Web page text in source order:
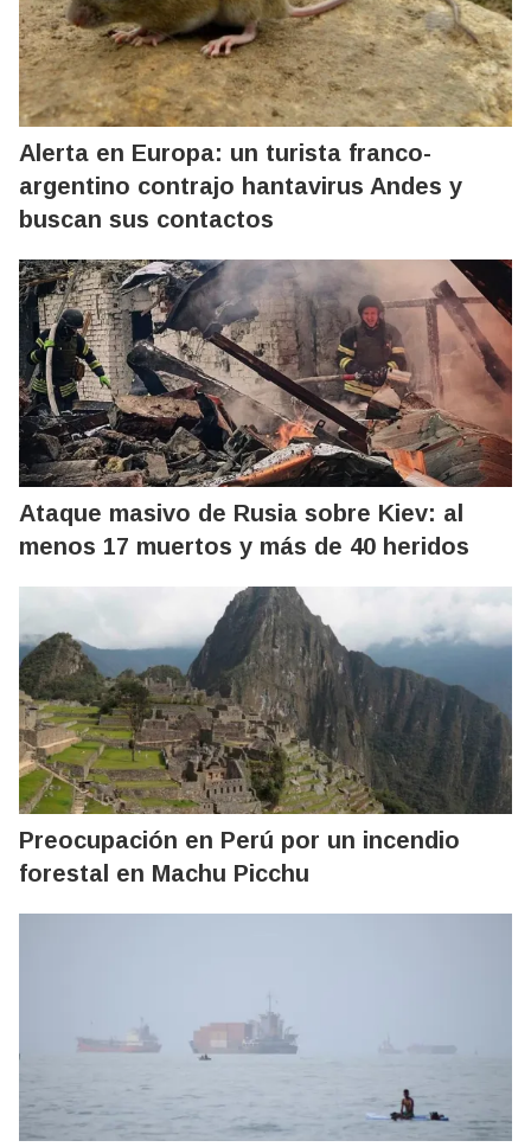
Alerta en Europa: un turista franco-
argentino contrajo hantavirus Andes y
buscan sus contactos
Ataque masivo de Rusia sobre Kiev: al
menos 17 muertos y más de 40 heridos
Preocupación en Perú por un incendio
forestal en Machu Picchu